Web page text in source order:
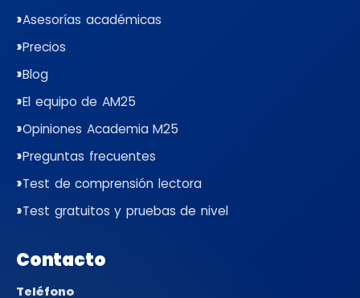
Asesorías académicas
Precios
Blog
El equipo de AM25
Opiniones Academia M25
Preguntas frecuentes
Test de comprensión lectora
Test gratuitos y pruebas de nivel
Contacto
Teléfono